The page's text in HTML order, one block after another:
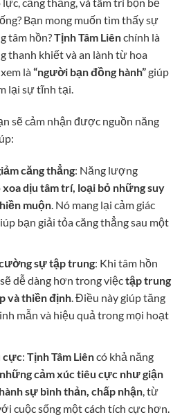
Bạn mong muốn tìm thấy sự
tâm hồn?Tịnh Tâm Liênchính là
thanh khiết và an lành từ hoa
là“người bạn đồng hành”giúp
lại sự tĩnh tại.
sẽ cảm nhận được nguồn năng
căng thẳng: Năng lượng
xoa dịu tâm trí, loại bỏ những suy
muộn. Nó mang lại cảm giác
bạn giải tỏa căng thẳng sau một
sự tập trung: Khi tâm hồn
dễ dàng hơn trong việctập trung
và thiền định. Điều này giúp tăng
mẫn và hiệu quả trong mọi hoạt
cực: Tịnh Tâm Liêncó khả năng
cảm xúc tiêu cực như giận
sự bình thản, chấp nhận, từ
cuộc sống một cách tích cực hơn.